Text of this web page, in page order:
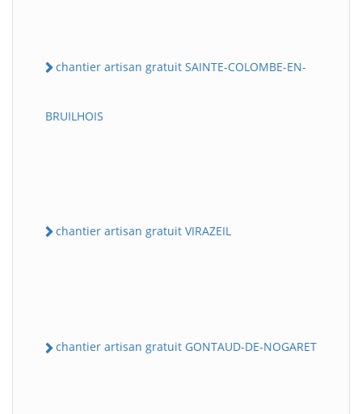
chantier artisan gratuit SAINTE-COLOMBE-EN-
BRUILHOIS
chantier artisan gratuit VIRAZEIL
chantier artisan gratuit GONTAUD-DE-NOGARET